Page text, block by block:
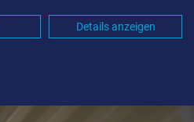
Details anzeigen